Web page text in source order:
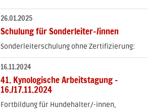
26.01.2025
Schulung für Sonderleiter-/innen
Sonderleiterschulung ohne Zertifizierung:
16.11.2024
41. Kynologische Arbeitstagung -
16./17.11.2024
Fortbildung für Hundehalter/-innen,